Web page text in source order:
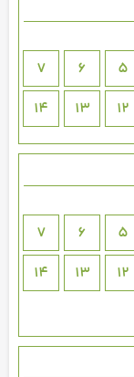
5
6
7
12
13
14
5
6
7
12
13
14